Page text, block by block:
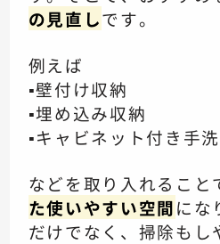
の見直しです。
例えば
▪️壁付け収納
▪️埋め込み収納
▪️キャビネット付き手
などを取り入れること
た使いやすい空間にな
だけでなく、掃除もし